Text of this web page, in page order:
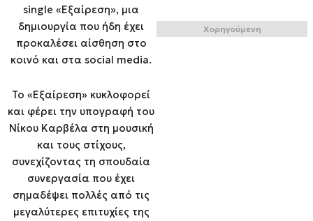
single «Εξαίρεση», μια
δημιουργία που ήδη έχει
προκαλέσει αίσθηση στο
κοινό και στα social media.
Το «Εξαίρεση» κυκλοφορεί
και φέρει την υπογραφή του
Νίκου Καρβέλα στη μουσική
και τους στίχους,
συνεχίζοντας τη σπουδαία
συνεργασία που έχει
σημαδέψει πολλές από τις
μεγαλύτερες επιτυχίες της
Χορηγούμενη